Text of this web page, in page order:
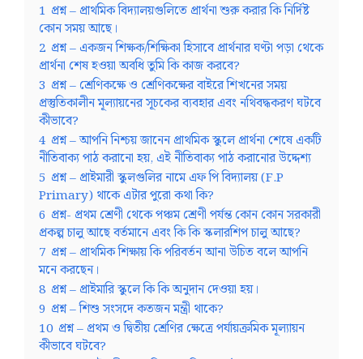
1 প্রশ্ন – প্রাথমিক বিদ্যালয়গুলিতে প্রার্থনা শুরু করার কি নির্দিষ্ট
কোন সময় আছে।
2 প্রশ্ন – একজন শিক্ষক/শিক্ষিকা হিসাবে প্রার্থনার ঘণ্টা পড়া থেকে
প্রার্থনা শেষ হওয়া অবধি তুমি কি কাজ করবে?
3 প্রশ্ন – শ্রেণিকক্ষে ও শ্রেণিকক্ষের বাইরে শিখনের সময়
প্রস্তুতিকালীন মূল্যায়নের সূচকের ব্যবহার এবং নথিবদ্ধকরণ ঘটবে
কীভাবে?
4 প্রশ্ন – আপনি নিশ্চয় জানেন প্রাথমিক স্কুলে প্রার্থনা শেষে একটি
নীতিবাক্য পাঠ করানো হয়, এই নীতিবাক্য পাঠ করানোর উদ্দেশ্য
5 প্রশ্ন – প্রাইমারী স্কুলগুলির নামে এফ পি বিদ্যালয় (F.P
Primary) থাকে এটার পুরো কথা কি?
6 প্রশ্ন- প্রথম শ্রেণী থেকে পঞ্চম শ্রেণী পর্যন্ত কোন কোন সরকারী
প্রকল্প চালু আছে বর্তমানে এবং কি কি স্কলারশিপ চালু আছে?
7 প্রশ্ন – প্রাথমিক শিক্ষায় কি পরিবর্তন আনা উচিত বলে আপনি
মনে করছেন।
8 প্রশ্ন – প্রাইমারি স্কুলে কি কি অনুদান দেওয়া হয়।
9 প্রশ্ন – শিশু সংসদে কতজন মন্ত্রী থাকে?
10 প্রশ্ন – প্রথম ও দ্বিতীয় শ্রেণির ক্ষেত্রে পর্যায়ক্রমিক মূল্যায়ন
কীভাবে ঘটবে?